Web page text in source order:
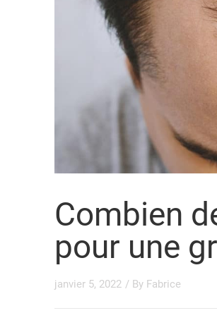
Combien
pour une
janvier 5, 2022 / By Fabrice